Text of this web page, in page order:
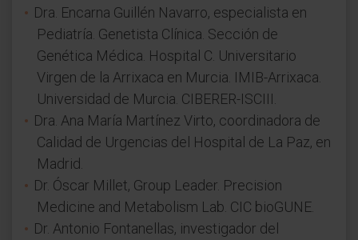
Dra. Encarna Guillén Navarro, especialista en
Pediatría. Genetista Clínica. Sección de
Genética Médica. Hospital C. Universitario
Virgen de la Arrixaca en Murcia. IMIB-Arrixaca.
Universidad de Murcia. CIBERER-ISCIII.
Dra. Ana María Martínez Virto, coordinadora de
Calidad de Urgencias del Hospital de La Paz, en
Madrid.
Dr. Óscar Millet, Group Leader. Precision
Medicine and Metabolism Lab. CIC bioGUNE.
Dr. Antonio Fontanellas, investigador del